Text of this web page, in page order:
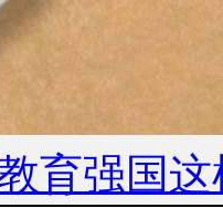
育强国